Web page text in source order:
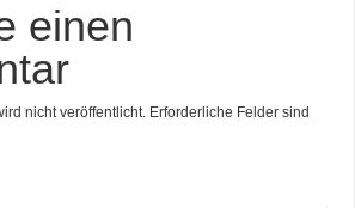
einen
nicht veröffentlicht. Erforderliche Felder sind